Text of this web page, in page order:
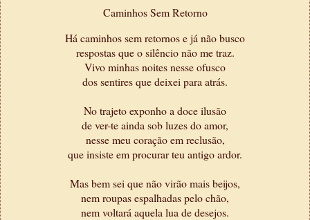
Caminhos Sem Retorno
Há caminhos sem retornos e já não busco
respostas que o silêncio não me traz.
Vivo minhas noites nesse ofusco
dos sentires que deixei para atrás.
No trajeto exponho a doce ilusão
de ver-te ainda sob luzes do amor,
nesse meu coração em reclusão,
que insiste em procurar teu antigo ardor.
Mas bem sei que não virão mais beijos,
nem roupas espalhadas pelo chão,
nem voltará aquela lua de desejos.